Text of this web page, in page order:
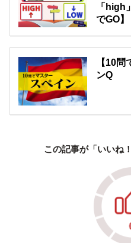
「high
でGO】
【10
ンQ
この記事が「いいね